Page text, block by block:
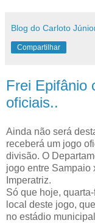
Blog do Carloto
Compartilhar
Frei Epifânio
oficiais..
Ainda não será
receberá um jogo
divisão. O
jogo entre Sampaio
Imperatriz.
Só que hoje,
local deste jogo,
no estádio